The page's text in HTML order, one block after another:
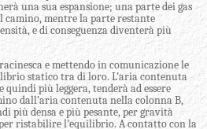
una sua espansione; una parte dei gas
camino, mentre la parte restante
e di conseguenza diventerà più
e mettendo in comunicazione le
statico tra di loro. L’aria contenuta
quindi più leggera, tenderà ad essere
dall’aria contenuta nella colonna B,
più densa e più pesante, per gravità
ristabilire l’equilibrio. A contatto con la